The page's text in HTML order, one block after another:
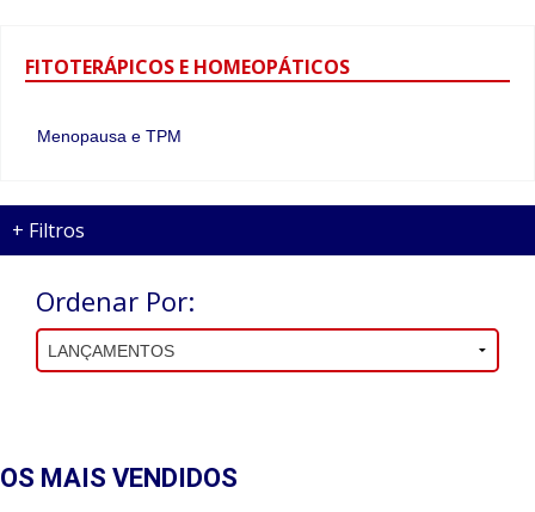
FITOTERÁPICOS E HOMEOPÁTICOS
Menopausa e TPM
+ Filtros
Ordenar Por:
OS MAIS VENDIDOS